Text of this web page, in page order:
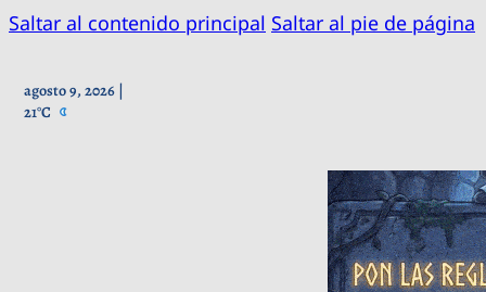
Saltar al contenido principal Saltar al pie de página
agosto 9, 2026 |
21°C